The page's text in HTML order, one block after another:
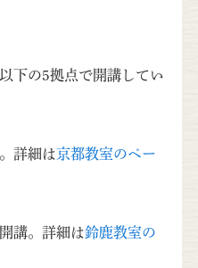
下の5拠点で開講してい
詳細は京都教室のペー
講。詳細は鈴鹿教室の